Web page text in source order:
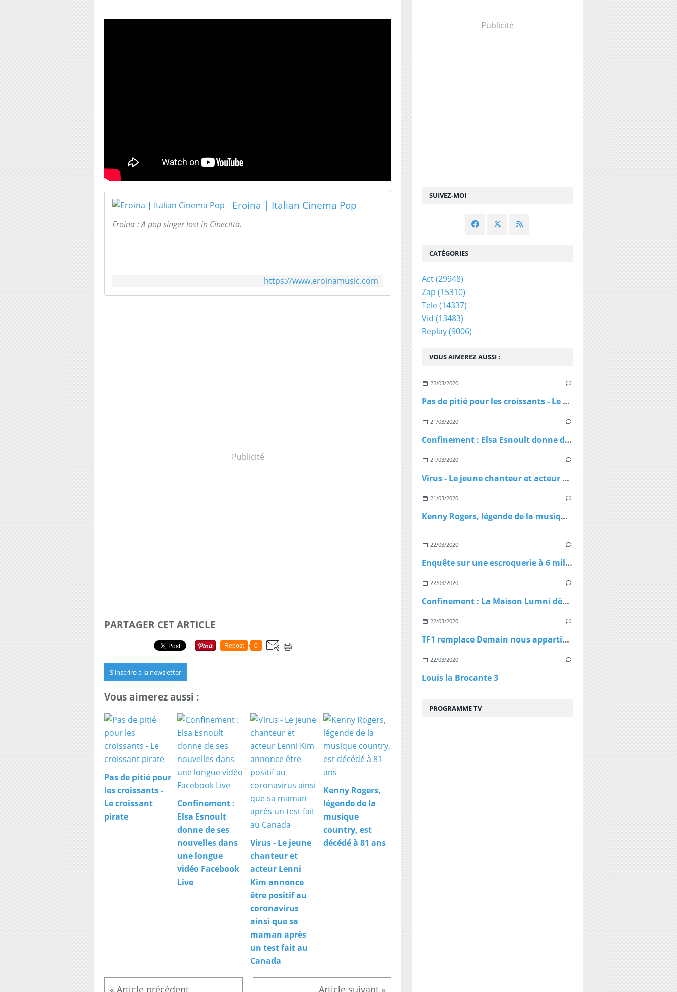
Eroina | Italian Cinema Pop
Eroina : A pop singer lost in Cinecittà.
https://www.eroinamusic.com
Publicité
PARTAGER CET ARTICLE
Repost 0
S'inscrire à la newsletter
Vous aimerez aussi :
Pas de pitié pour
les croissants -
Le croissant
pirate
Confinement :
Elsa Esnoult
donne de ses
nouvelles dans
une longue
vidéo Facebook
Live
Virus - Le jeune
chanteur et
acteur Lenni
Kim annonce
être positif au
coronavirus
ainsi que sa
maman après
un test fait au
Canada
Kenny Rogers,
légende de la
musique
country, est
décédé à 81 ans
SUIVEZ-MOI
Publicité
VOUS AIMEREZ AUSSI :
22/03/2020
Pas de pitié pour les croissants - Le croissant pirate
21/03/2020
Confinement : Elsa Esnoult donne de ses nouvelles dans une longue vidéo Facebook Live
21/03/2020
Virus - Le jeune chanteur et acteur Lenni Kim annonce être positif au coronavirus ainsi que sa maman après un test fait au Canada
21/03/2020
Kenny Rogers, légende de la musique country, est décédé à 81 ans
22/03/2020
Enquête sur une escroquerie à 6 millions d'euros de masques et de gel
22/03/2020
Confinement : La Maison Lumni dès lundi à 9h sur les chaines de France Télévisions
22/03/2020
TF1 remplace Demain nous appartient par Sept à Huit, dès lundi à 19h05 le temps du confinement
22/03/2020
Louis la Brocante 3
CATÉGORIES
Act(29948)
Zap (15310)
Tele(14337)
Vid (13483)
Replay(9006)
PROGRAMME TV